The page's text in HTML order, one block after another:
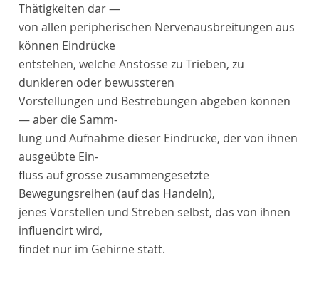
Thätigkeiten dar —
von allen peripherischen Nervenausbreitungen aus
können Eindrücke
entstehen, welche Anstösse zu Trieben, zu
dunkleren oder bewussteren
Vorstellungen und Bestrebungen abgeben können
— aber die Samm-
lung und Aufnahme dieser Eindrücke, der von ihnen
ausgeübte Ein-
fluss auf grosse zusammengesetzte
Bewegungsreihen (auf das Handeln),
jenes Vorstellen und Streben selbst, das von ihnen
influencirt wird,
findet nur im Gehirne statt.